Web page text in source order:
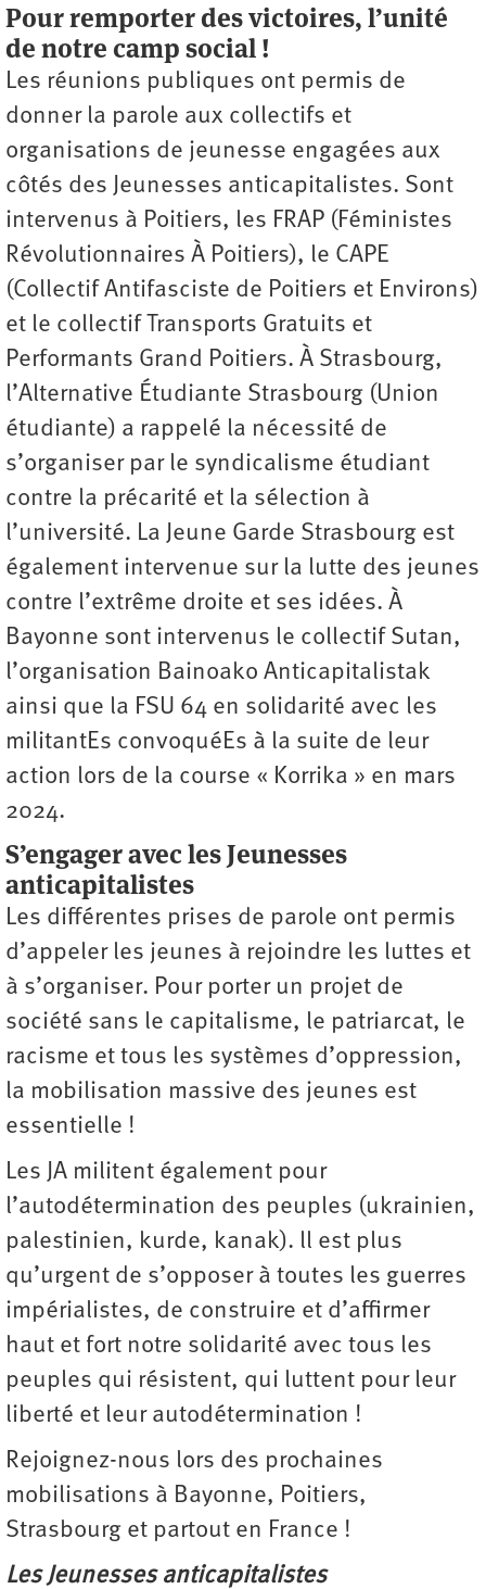
Pour remporter des victoires, l’unité
de notre camp social !
Les réunions publiques ont permis de
donner la parole aux collectifs et
organisations de jeunesse engagées aux
côtés des Jeunesses anticapitalistes. Sont
intervenus à Poitiers, les FRAP (Féministes
Révolutionnaires À Poitiers), le CAPE
(Collectif Antifasciste de Poitiers et Environs)
et le collectif Transports Gratuits et
Performants Grand Poitiers. À Strasbourg,
l’Alternative Étudiante Strasbourg (Union
étudiante) a rappelé la nécessité de
s’organiser par le syndicalisme étudiant
contre la précarité et la sélection à
l’université. La Jeune Garde Strasbourg est
également intervenue sur la lutte des jeunes
contre l’extrême droite et ses idées. À
Bayonne sont intervenus le collectif Sutan,
l’organisation Bainoako Anticapitalistak
ainsi que la FSU 64 en solidarité avec les
militantEs convoquéEs à la suite de leur
action lors de la course « Korrika » en mars
2024.
S’engager avec les Jeunesses
anticapitalistes
Les différentes prises de parole ont permis
d’appeler les jeunes à rejoindre les luttes et
à s’organiser. Pour porter un projet de
société sans le capitalisme, le patriarcat, le
racisme et tous les systèmes d’oppression,
la mobilisation ­massive des jeunes est
essentielle !
Les JA militent également pour
l’autodétermination des peuples (ukrainien,
palestinien, kurde, kanak). ll est plus
qu’urgent de s’opposer à toutes les guerres
impérialistes, de construire et d’affirmer
haut et fort notre solidarité avec tous les
peuples qui résistent, qui luttent pour leur
liberté et leur autodétermination !
Rejoignez-nous lors des prochaines
mobilisations à Bayonne, Poitiers,
Strasbourg et partout en France !
Les Jeunesses anticapitalistes